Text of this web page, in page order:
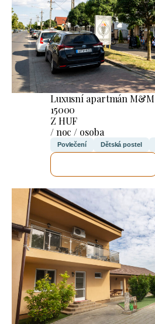
Luxusní apartmán M&M
15000
Z HUF
/ noc / osoba
Povlečení Dětská postel